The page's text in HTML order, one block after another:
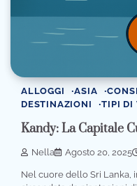
ALLOGGI ASIA
DESTINAZIONI
TIPI DI
Kandy: La Capitale
Nella Agosto 20, 2025
Nel cuore dello Sri Lanka,